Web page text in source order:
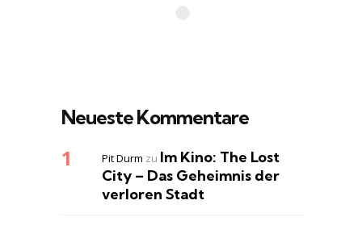
Neueste Kommentare
Pit Durm zu Im Kino: The Lost
City – Das Geheimnis der
verloren Stadt